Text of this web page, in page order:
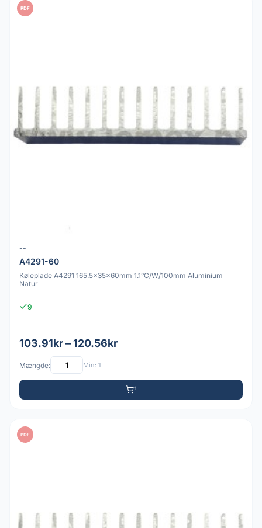
PDF
--
A4291-60
Køleplade A4291 165.5x35x60mm 1.1°C/W/100mm Aluminium
Natur
9
103.91kr – 120.56kr
Mængde: Min: 1
PDF